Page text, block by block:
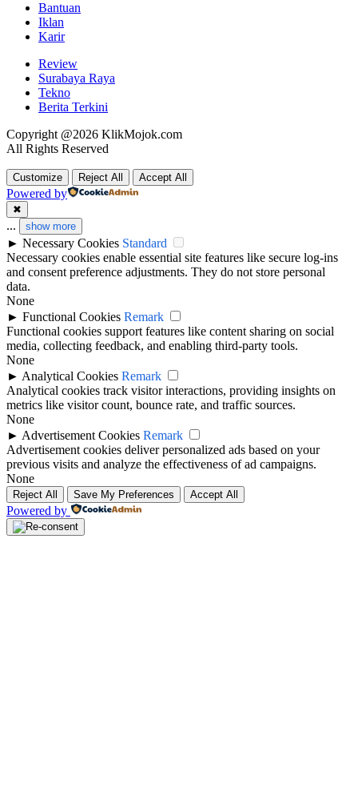
Bantuan
Iklan
Karir
Review
Surabaya Raya
Tekno
Berita Terkini
Copyright @2026 KlikMojok.com
All Rights Reserved
Customize Reject All Accept All
Powered by
✖
... show more
► Necessary Cookies Standard
Necessary cookies enable essential site features like secure log-ins
and consent preference adjustments. They do not store personal
data.
None
► Functional Cookies Remark
Functional cookies support features like content sharing on social
media, collecting feedback, and enabling third-party tools.
None
► Analytical Cookies Remark
Analytical cookies track visitor interactions, providing insights on
metrics like visitor count, bounce rate, and traffic sources.
None
► Advertisement Cookies Remark
Advertisement cookies deliver personalized ads based on your
previous visits and analyze the effectiveness of ad campaigns.
None
Reject All Save My Preferences Accept All
Powered by